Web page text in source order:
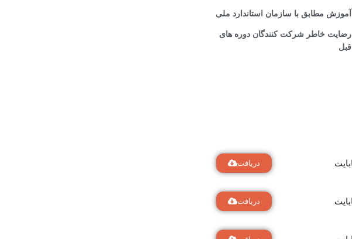
آموزش مطابق با سازمان استاندارد ملی
رضایت خاطر شرکت کنندگان دوره های
قبل
دریافت
دریافت